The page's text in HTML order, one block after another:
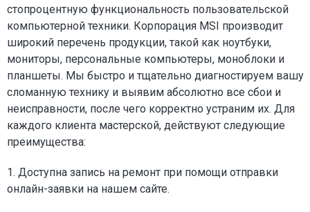
стопроцентную функциональность пользовательской
компьютерной техники. Корпорация MSI производит
широкий перечень продукции, такой как ноутбуки,
мониторы, персональные компьютеры, моноблоки и
планшеты. Мы быстро и тщательно диагностируем вашу
сломанную технику и выявим абсолютно все сбои и
неисправности, после чего корректно устраним их. Для
каждого клиента мастерской, действуют следующие
преимущества:
1. Доступна запись на ремонт при помощи отправки
онлайн-заявки на нашем сайте.